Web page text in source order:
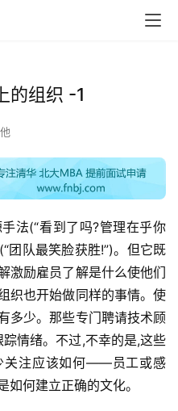
的组织 -1
法(“看到了吗?管理在乎你
团队最笑脸获胜!”)。但它既
激励雇员了解是什么使他们
织也开始做同样的事情。使
多少。那些专门聘请技术顾
情绪。不过,不幸的是,这些
关注应该如何——员工或感
何建立正确的文化。